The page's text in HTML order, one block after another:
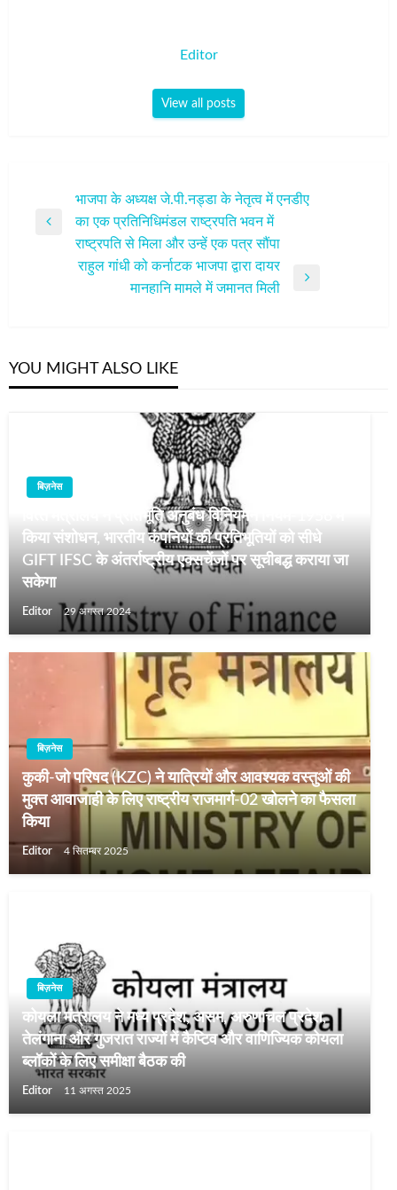
Editor
View all posts
नेविगेशन
भाजपा के अध्यक्ष जे.पी.नड्डा के नेतृत्व में एनडीए
का एक प्रतिनिधिमंडल राष्ट्रपति भवन में
राष्ट्रपति से मिला और उन्हें एक पत्र सौंपा
राहुल गांधी को कर्नाटक भाजपा द्वारा दायर
मानहानि मामले में जमानत मिली
YOU MIGHT ALSO LIKE
बिज़नेस
वित्‍त मंत्रालय ने प्रतिभूति अनुबंध विनियमन नियम-1956 में
किया संशोधन, भारतीय कंपनियों की प्रतिभूतियों को सीधे
GIFT IFSC के अंतर्राष्ट्रीय एक्सचेंजों पर सूचीबद्ध कराया जा
सकेगा
Editor 29 अगस्त 2024
बिज़नेस
कुकी-जो परिषद (KZC) ने यात्रियों और आवश्यक वस्तुओं की
मुक्त आवाजाही के लिए राष्ट्रीय राजमार्ग-02 खोलने का फैसला
किया
Editor 4 सितम्बर 2025
बिज़नेस
कोयला मंत्रालय ने मध्य प्रदेश, असम, अरुणाचल प्रदेश,
तेलंगाना और गुजरात राज्यों में कैप्टिव और वाणिज्यिक कोयला
ब्लॉकों के लिए समीक्षा बैठक की
Editor 11 अगस्त 2025